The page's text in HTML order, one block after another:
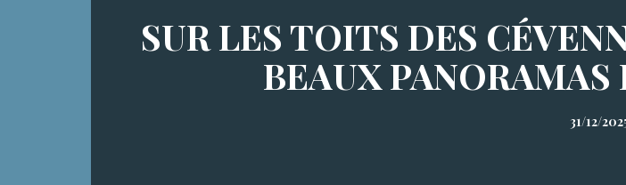
SUR LES TOITS DES
BEAUX
31/12/